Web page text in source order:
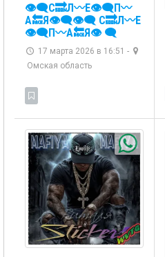
👁️‍🗨️С🔜Л〰️Е👁️‍🗨️П〰️
А🔙Я👁️‍🗨️👁️‍🗨 ️С🔜Л〰️Е
👁️‍🗨️П〰️А🔙Я👁️ ‍🗨️
17 марта 2026 в 16:51 -
Омская область